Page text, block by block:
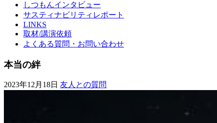
しつもんインタビュー
サスティナビリティレポート
LINKS
取材/講演依頼
よくある質問・お問い合わせ
本当の絆
2023年12月18日 友人との質問